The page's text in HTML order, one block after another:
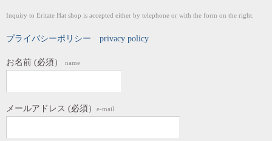
Inquiry to Eritate Hat shop is accepted either by telephone or with the form on the right.
プライバシーポリシー privacy policy
お名前 (必須） name
メールアドレス (必須） e-mail